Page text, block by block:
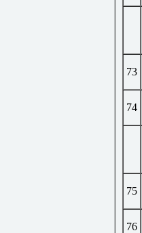
73
74
75
76